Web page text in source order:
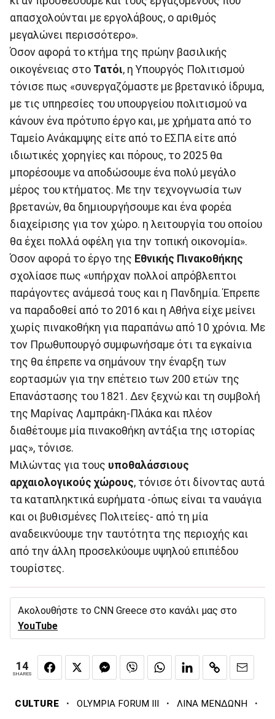
απασχολούνται με εργολάβους, ο αριθμός
μεγαλώνει περισσότερο».
Όσον αφορά το κτήμα της πρώην βασιλικής
οικογένειας στο Τατόι, η Υπουργός Πολιτισμού
τόνισε πως «συνεργαζόμαστε με βρετανικό ίδρυμα,
με τις υπηρεσίες του υπουργείου πολιτισμού να
κάνουν ένα πρότυπο έργο και, με χρήματα από το
Ταμείο Ανάκαμψης είτε από το ΕΣΠΑ είτε από
ιδιωτικές χορηγίες και πόρους, το 2025 θα
μπορέσουμε να αποδώσουμε ένα πολύ μεγάλο
μέρος του κτήματος. Με την τεχνογνωσία των
βρετανών, θα δημιουργήσουμε και ένα φορέα
διαχείρισης για τον χώρο. η λειτουργία του οποίου
θα έχει πολλά οφέλη για την τοπική οικονομία».
Όσον αφορά το έργο της Εθνικής Πινακοθήκης
σχολίασε πως «υπήρχαν πολλοί απρόβλεπτοι
παράγοντες ανάμεσά τους και η Πανδημία. Έπρεπε
να παραδοθεί από το 2016 και η Αθήνα είχε μείνει
χωρίς πινακοθήκη για παραπάνω από 10 χρόνια. Με
τον Πρωθυπουργό συμφωνήσαμε ότι τα εγκαίνια
της θα έπρεπε να σημάνουν την έναρξη των
εορτασμών για την επέτειο των 200 ετών της
Επανάστασης του 1821. Δεν ξεχνώ και τη συμβολή
της Μαρίνας Λαμπράκη-Πλάκα και πλέον
διαθέτουμε μία πινακοθήκη αντάξια της ιστορίας
μας», τόνισε.
Μιλώντας για τους υποθαλάσσιους
αρχαιολογικούς χώρους, τόνισε ότι δίνοντας αυτά
τα καταπληκτικά ευρήματα -όπως είναι τα ναυάγια
και οι βυθισμένες Πολιτείες- από τη μία
αναδεικνύουμε την ταυτότητα της περιοχής και
από την άλλη προσελκύουμε υψηλού επιπέδου
τουρίστες.
Ακολουθήστε το CNN Greece στο κανάλι μας στο
YouTube
14
SHARES
CULTURE · OLYMPIA FORUM III · ΛΙΝΑ ΜΕΝΔΩΝΗ ·